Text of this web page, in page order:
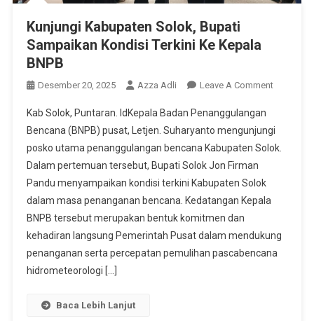
Kunjungi Kabupaten Solok, Bupati
Sampaikan Kondisi Terkini Ke Kepala
BNPB
Desember 20, 2025 Azza Adli Leave A CommentOn
Solok,
Bupati
Kab Solok, Puntaran. IdKepala Badan Penanggulangan
Bencana (BNPB) pusat, Letjen. Suharyanto mengunjungi
posko utama penanggulangan bencana Kabupaten Solok.
Dalam pertemuan tersebut, Bupati Solok Jon Firman
Pandu menyampaikan kondisi terkini Kabupaten Solok
dalam masa penanganan bencana. Kedatangan Kepala
BNPB tersebut merupakan bentuk komitmen dan
kehadiran langsung Pemerintah Pusat dalam mendukung
penanganan serta percepatan pemulihan pascabencana
hidrometeorologi […]
Baca Lebih Lanjut